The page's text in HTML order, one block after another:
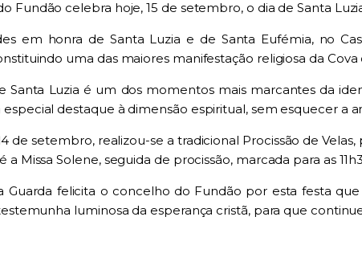
Fundão celebra hoje, 15 de setembro, o dia de Santa
em honra de Santa Luzia e de Santa Eufémia, no
uma das maiores manifestação religiosa da Cova
Santa Luzia é um dos momentos mais marcantes da
destaque à dimensão espiritual, sem esquecer a
de setembro, realizou-se a tradicional Procissão de
a Missa Solene, seguida de procissão, marcada para as
Guarda felicita o concelho do Fundão por esta festa
luminosa da esperança cristã, para que